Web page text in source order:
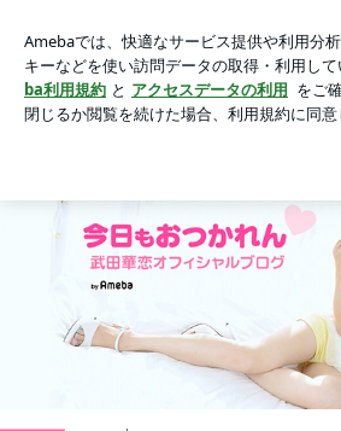
y Amebaアプリをダウンロードして ブログの更新通知
ょう。